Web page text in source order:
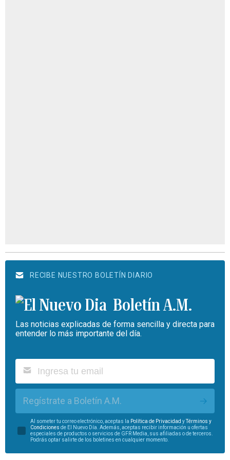
RECIBE NUESTRO BOLETÍN DIARIO
Boletín A.M.
Las noticias explicadas de forma sencilla y directa para
entender lo más importante del día.
Regístrate a Boletín A.M.
Al someter tu correo electrónico, aceptas la Política de Privacidad yTérminos y
Condiciones de El Nuevo Día. Además, aceptas recibir información u ofertas
especiales de productos o servicios de GFR Media, sus afiliadas o de terceros.
Podrás optar salirte de los boletines en cualquier momento.